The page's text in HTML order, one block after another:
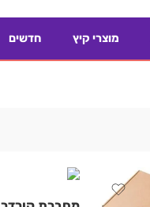
מוצרי קיץ חדשים